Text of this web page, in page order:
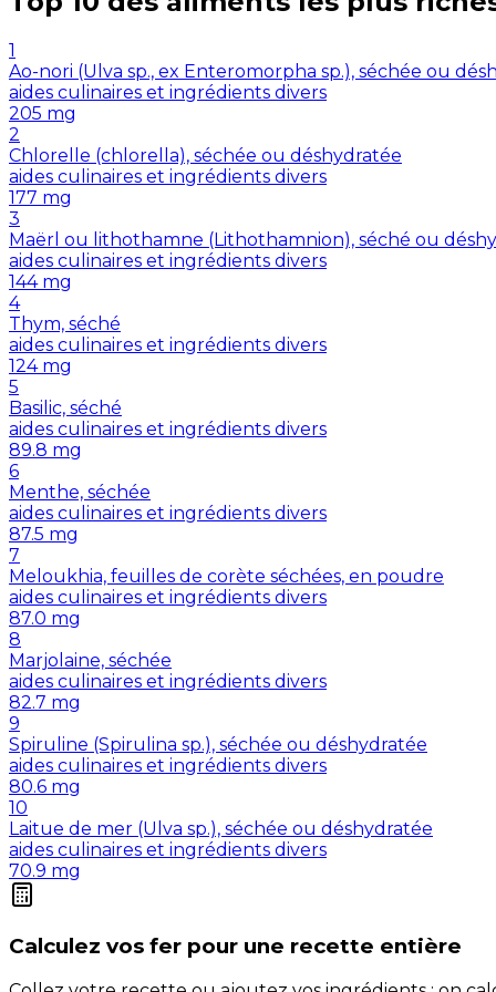
1
Ao-nori (Ulva sp., ex Enteromorpha sp.), séchée ou
aides culinaires et ingrédients divers
205 mg
2
Chlorelle (chlorella), séchée ou déshydratée
aides culinaires et ingrédients divers
177 mg
3
Maërl ou lithothamne (Lithothamnion), séché ou
aides culinaires et ingrédients divers
144 mg
4
Thym, séché
aides culinaires et ingrédients divers
124 mg
5
Basilic, séché
aides culinaires et ingrédients divers
89.8 mg
6
Menthe, séchée
aides culinaires et ingrédients divers
87.5 mg
7
Meloukhia, feuilles de corète séchées, en poudre
aides culinaires et ingrédients divers
87.0 mg
8
Marjolaine, séchée
aides culinaires et ingrédients divers
82.7 mg
9
Spiruline (Spirulina sp.), séchée ou déshydratée
aides culinaires et ingrédients divers
80.6 mg
10
Laitue de mer (Ulva sp.), séchée ou déshydratée
aides culinaires et ingrédients divers
70.9 mg
Calculez vos fer pour une recette entière